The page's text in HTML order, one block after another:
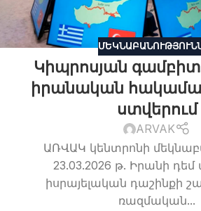
Կիպրոսյան
իրանական
ստվերում
ARVAK
ԱՌՎԱԿ կենտրոնի
23.03.2026 թ. Իրանի
իսրայելական դաշինքի
ռազմական...